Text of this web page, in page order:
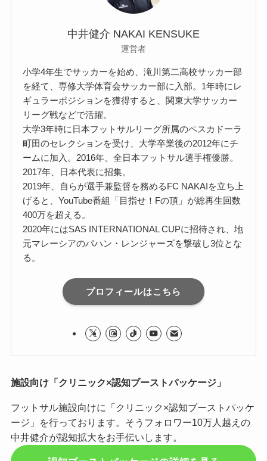
中井健介 NAKAI KENSUKE
運営者
小学4年生でサッカーを始め、滝川第二高校サッカー部
を経て、専修大学体育会サッカー部に入部。1年時にレ
ギュラーポジションを獲得すると、関東大学サッカー
リーグ戦などで活躍。
大学3年時に日本フットサルリーグ所属のペスカドーラ
町田のセレクションを受け、大学卒業後の2012年にチ
ームに加入。2016年、全日本フットサル選手権優勝。
2017年、日本代表に招集。
2019年、自らが選手兼監督を務めるFC NAKAIを立ち上
げると、YouTube番組「目指せ！Fの頂」が総再生回数
400万を超える。
2020年にはSAS INTERNATIONAL CUPに招待され、地
元マレーシアのパハン・レンジャーズを撃破し3位とな
る。
プロフィールはこちら
施設向け「クリニック×認知ブーストパッケージ」
フットサル施設向けに「クリニック×認知ブーストパッケ
ージ」を行っております。そうフォロワー10万人越えの
中井健介が認知拡大をお手伝いします。